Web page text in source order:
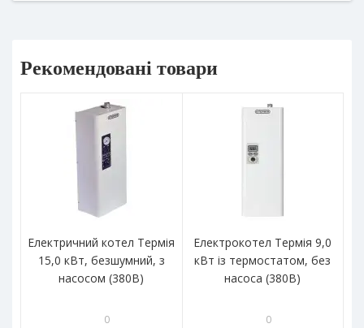
Рекомендовані товари
Електричний котел Термія
15,0 кВт, безшумний, з
насосом (380В)
0
Електрокотел Термія 9,0
кВт із термостатом, без
насоса (380В)
0